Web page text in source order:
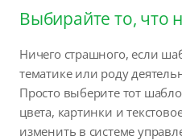
Выбирайте то, что
Ничего страшного, если
тематике или роду
Просто выберите тот
цвета, картинки и
изменить в системе